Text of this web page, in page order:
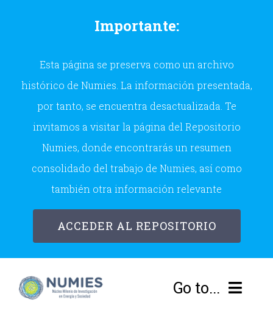
Importante:
Esta página se preserva como un archivo
histórico de Numies. La información presentada,
por tanto, se encuentra desactualizada. Te
invitamos a visitar la página del Repositorio
Numies, donde encontrarás un resumen
consolidado del trabajo de Numies, así como
también otra información relevante
ACCEDER AL REPOSITORIO
Go to...